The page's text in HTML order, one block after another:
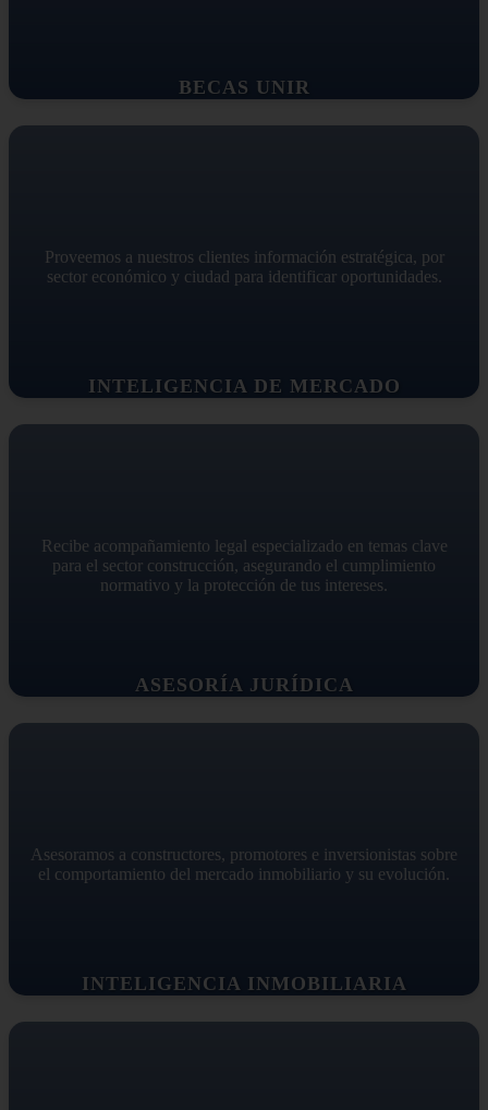
BECAS UNIR
INTELIGENCIA DE MERCADO
Proveemos a nuestros clientes información estratégica, por
sector económico y ciudad para identificar oportunidades.
ASESORÍA JURÍDICA
Recibe acompañamiento legal especializado en temas clave
para el sector construcción, asegurando el cumplimiento
normativo y la protección de tus intereses.
INTELIGENCIA INMOBILIARIA
Asesoramos a constructores, promotores e inversionistas sobre
el comportamiento del mercado inmobiliario y su evolución.